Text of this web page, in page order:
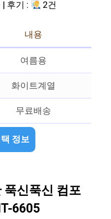
후기 :
2건
내용
여름용
화이트계열
무료배송
정보
신푹신 컴포
6605